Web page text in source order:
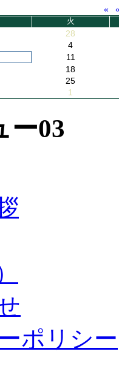
«
火
28
4
11
18
25
1
ー03
ポリシー